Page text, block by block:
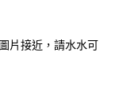
行
片接近，請水水可